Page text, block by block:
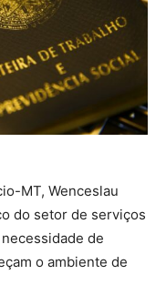
MT, Wenceslau
do setor de serviços
de
o ambiente de